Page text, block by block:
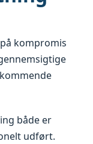
kompromis
både er
udført.